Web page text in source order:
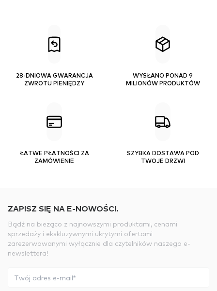
28-DNIOWA GWARANCJA
ZWROTU PIENIĘDZY
WYSŁANO PONAD 9
MILIONÓW PRODUKTÓW
ŁATWE PŁATNOŚCI ZA
ZAMÓWIENIE
SZYBKA DOSTAWA POD
TWOJE DRZWI
ZAPISZ SIĘ NA E-NOWOŚCI.
Bądź na bieżąco z najnowszymi produktami, cenami
sprzedaży i ekskluzywnymi ukrytymi ofertami
zarezerwowanymi wyłącznie dla czytelników naszego e-
newslettera!